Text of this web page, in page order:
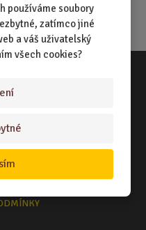
používáme soubory
zatímco jiné
a váš uživatelský
všech cookies?
ZBOŽÍ